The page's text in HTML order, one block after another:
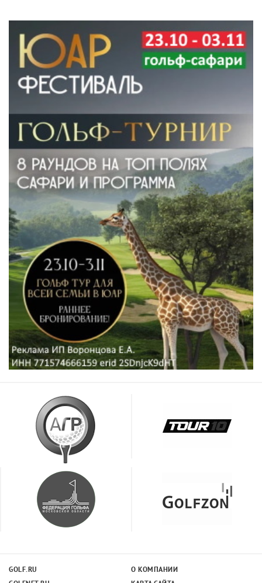
GOLF.RU
О КОМПАНИИ